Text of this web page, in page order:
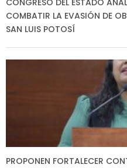
CONGRESO DEL ESTADO
COMBATIR LA EVASIÓN DE
SAN LUIS POTOSÍ
PROPONEN FORTALECER